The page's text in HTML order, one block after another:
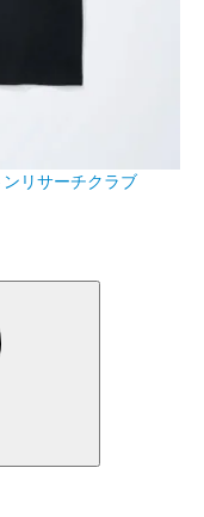
リサーチクラブ